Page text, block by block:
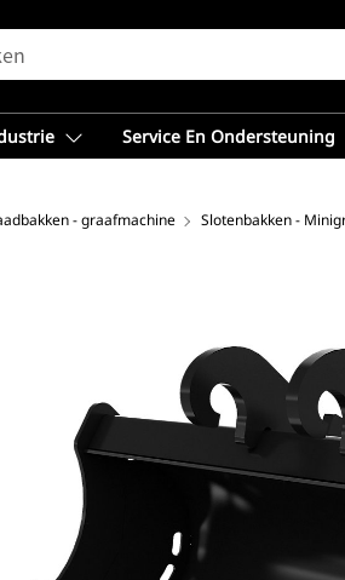
Service En Ondersteuning
- graafmachine Slotenbakken -